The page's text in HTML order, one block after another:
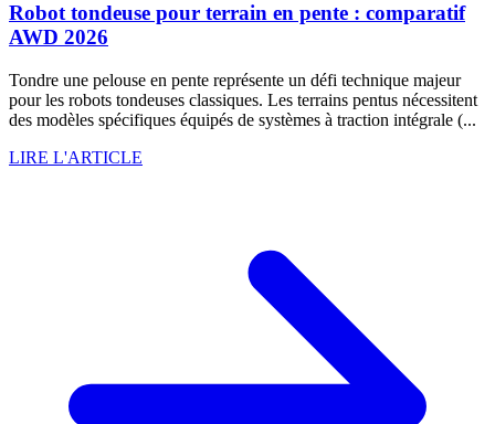
Robot tondeuse pour terrain en pente : comparatif
AWD 2026
Tondre une pelouse en pente représente un défi technique majeur
pour les robots tondeuses classiques. Les terrains pentus nécessitent
des modèles spécifiques équipés de systèmes à traction intégrale (...
LIRE L'ARTICLE